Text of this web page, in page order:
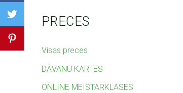
PRECES
Visas preces
DĀVANU KARTES
ONLINE MEISTARKLASES